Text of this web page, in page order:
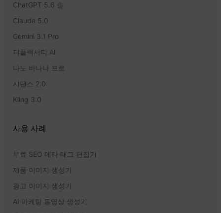
ChatGPT 5.6 솔
Claude 5.0
Gemini 3.1 Pro
퍼플렉서티 AI
나노 바나나 프로
시댄스 2.0
Kling 3.0
사용 사례
무료 SEO 메타 태그 편집기
제품 이미지 생성기
광고 이미지 생성기
AI 마케팅 동영상 생성기